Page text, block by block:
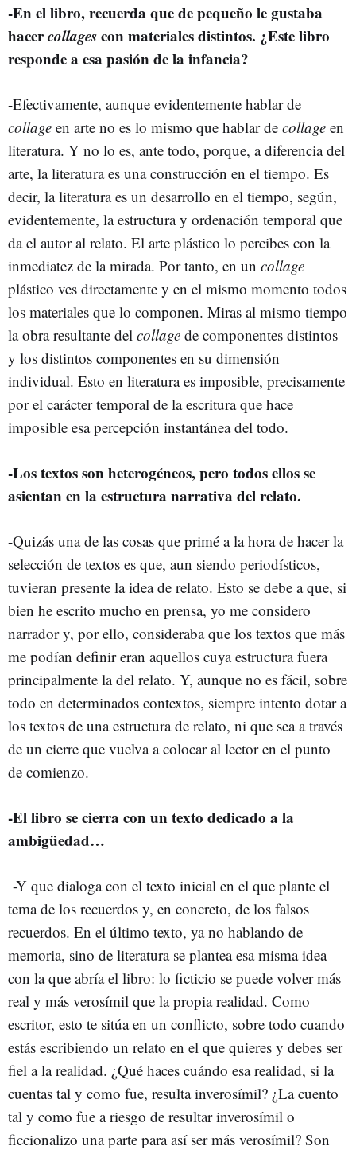
-En el libro, recuerda que de pequeño le gustaba
hacercollagescon materiales distintos. ¿Este libro
responde a esa pasión de la infancia?
-Efectivamente, aunque evidentemente hablar de
collage en arte no es lo mismo que hablar de collage en
literatura. Y no lo es, ante todo, porque, a diferencia del
arte, la literatura es una construcción en el tiempo. Es
decir, la literatura es un desarrollo en el tiempo, según,
evidentemente, la estructura y ordenación temporal que
da el autor al relato. El arte plástico lo percibes con la
inmediatez de la mirada. Por tanto, en un collage
plástico ves directamente y en el mismo momento todos
los materiales que lo componen. Miras al mismo tiempo
la obra resultante del collage de componentes distintos
y los distintos componentes en su dimensión
individual. Esto en literatura es imposible, precisamente
por el carácter temporal de la escritura que hace
imposible esa percepción instantánea del todo.
-Los textos son heterogéneos, pero todos ellos se
asientan en la estructura narrativa del relato.
-Quizás una de las cosas que primé a la hora de hacer la
selección de textos es que, aun siendo periodísticos,
tuvieran presente la idea de relato. Esto se debe a que, si
bien he escrito mucho en prensa, yo me considero
narrador y, por ello, consideraba que los textos que más
me podían definir eran aquellos cuya estructura fuera
principalmente la del relato. Y, aunque no es fácil, sobre
todo en determinados contextos, siempre intento dotar a
los textos de una estructura de relato, ni que sea a través
de un cierre que vuelva a colocar al lector en el punto
de comienzo.
-El libro se cierra con un texto dedicado a la
ambigüedad…
-Y que dialoga con el texto inicial en el que plante el
tema de los recuerdos y, en concreto, de los falsos
recuerdos. En el último texto, ya no hablando de
memoria, sino de literatura se plantea esa misma idea
con la que abría el libro: lo ficticio se puede volver más
real y más verosímil que la propia realidad. Como
escritor, esto te sitúa en un conflicto, sobre todo cuando
estás escribiendo un relato en el que quieres y debes ser
fiel a la realidad. ¿Qué haces cuándo esa realidad, si la
cuentas tal y como fue, resulta inverosímil? ¿La cuento
tal y como fue a riesgo de resultar inverosímil o
ficcionalizo una parte para así ser más verosímil? Son